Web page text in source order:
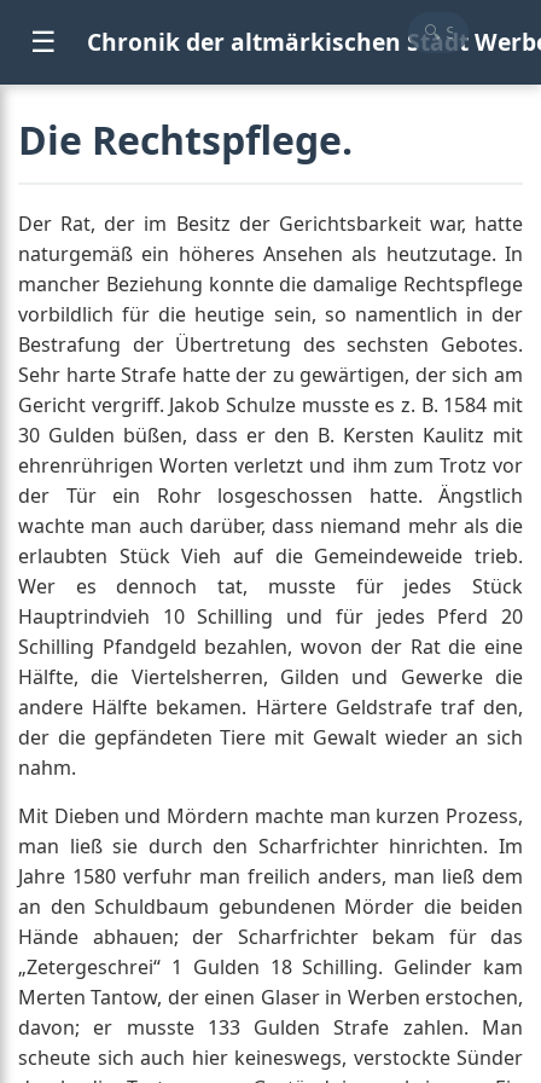
☰ Chronik der altmärkischen Stadt
Die Rechtspflege.
Der Rat, der im Besitz der Gerichtsbarkeit war, hatte
naturgemäß ein höheres Ansehen als heutzutage. In
mancher Beziehung konnte die damalige Rechtspflege
vorbildlich für die heutige sein, so namentlich in der
Bestrafung der Übertretung des sechsten Gebotes.
Sehr harte Strafe hatte der zu gewärtigen, der sich am
Gericht vergriff. Jakob Schulze musste es z. B. 1584 mit
30 Gulden büßen, dass er den B. Kersten Kaulitz mit
ehrenrührigen Worten verletzt und ihm zum Trotz vor
der Tür ein Rohr losgeschossen hatte. Ängstlich
wachte man auch darüber, dass niemand mehr als die
erlaubten Stück Vieh auf die Gemeindeweide trieb.
Wer es dennoch tat, musste für jedes Stück
Hauptrindvieh 10 Schilling und für jedes Pferd 20
Schilling Pfandgeld bezahlen, wovon der Rat die eine
Hälfte, die Viertelsherren, Gilden und Gewerke die
andere Hälfte bekamen. Härtere Geldstrafe traf den,
der die gepfändeten Tiere mit Gewalt wieder an sich
nahm.
Mit Dieben und Mördern machte man kurzen Prozess,
man ließ sie durch den Scharfrichter hinrichten. Im
Jahre 1580 verfuhr man freilich anders, man ließ dem
an den Schuldbaum gebundenen Mörder die beiden
Hände abhauen; der Scharfrichter bekam für das
„Zetergeschrei“ 1 Gulden 18 Schilling. Gelinder kam
Merten Tantow, der einen Glaser in Werben erstochen,
davon; er musste 133 Gulden Strafe zahlen. Man
scheute sich auch hier keineswegs, verstockte Sünder